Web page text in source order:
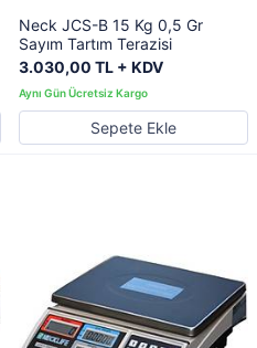
Neck JCS-B 15 Kg 0,5 Gr
Sayım Tartım Terazisi
3.030,00 TL + KDV
Sepete Ekle